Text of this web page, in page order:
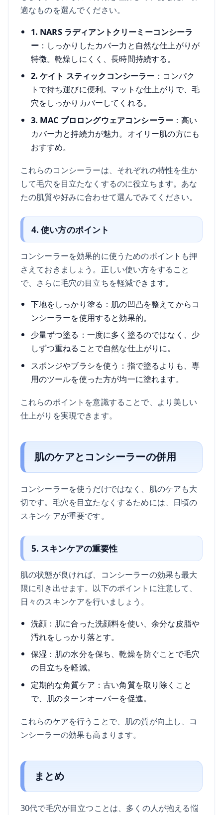
適なものを選んでください。
1. NARS ラディアントクリーミーコンシーラ
ー：しっかりしたカバー力と自然な仕上がりが
特徴。乾燥しにくく、長時間持続する。
2. ケイト スティックコンシーラー ：コンパク
トで持ち運びに便利。マットな仕上がりで、毛
穴をしっかりカバーしてくれる。
3. MAC プロロングウェアコンシーラー ：高い
カバー力と持続力が魅力。オイリー肌の方にも
おすすめ。
これらのコンシーラーは、それぞれの特性を生か
して毛穴を目立たなくするのに役立ちます。あな
たの肌質や好みに合わせて選んでみてください。
4. 使い方のポイント
コンシーラーを効果的に使うためのポイントも押
さえておきましょう。正しい使い方をすること
で、さらに毛穴の目立ちを軽減できます。
下地をしっかり塗る：肌の凹凸を整えてからコ
ンシーラーを使用すると効果的。
少量ずつ塗る：一度に多く塗るのではなく、少
しずつ重ねることで自然な仕上がりに。
スポンジやブラシを使う：指で塗るよりも、専
用のツールを使った方が均一に塗れます。
これらのポイントを意識することで、より美しい
仕上がりを実現できます。
肌のケアとコンシーラーの併用
コンシーラーを使うだけではなく、肌のケアも大
切です。毛穴を目立たなくするためには、日頃の
スキンケアが重要です。
5. スキンケアの重要性
肌の状態が良ければ、コンシーラーの効果も最大
限に引き出せます。以下のポイントに注意して、
日々のスキンケアを行いましょう。
洗顔：肌に合った洗顔料を使い、余分な皮脂や
汚れをしっかり落とす。
保湿：肌の水分を保ち、乾燥を防ぐことで毛穴
の目立ちを軽減。
定期的な角質ケア：古い角質を取り除くこと
で、肌のターンオーバーを促進。
これらのケアを行うことで、肌の質が向上し、コ
ンシーラーの効果も高まります。
まとめ
30代で毛穴が目立つことは、多くの人が抱える悩